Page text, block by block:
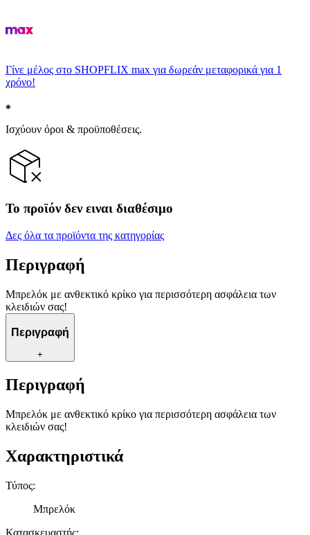
Γίνε μέλος στο SHOPFLIX max για δωρεάν μεταφορικά για 1
χρόνο!
Ισχύουν όροι & προϋποθέσεις.
Το προϊόν δεν ειναι διαθέσιμο
Δες όλα τα προϊόντα της κατηγορίας
Περιγραφή
Μπρελόκ με ανθεκτικό κρίκο για περισσότερη ασφάλεια των
κλειδιών σας!
Περιγραφή
+
Περιγραφή
Μπρελόκ με ανθεκτικό κρίκο για περισσότερη ασφάλεια των
κλειδιών σας!
Χαρακτηριστικά
Τύπος:
Μπρελόκ
Κατασκευαστής: